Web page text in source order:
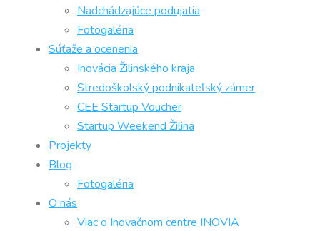
Nadchádzajúce podujatia
Fotogaléria
Súťaže a ocenenia
Inovácia Žilinského kraja
Stredoškolský podnikateľský zámer
CEE Startup Voucher
Startup Weekend Žilina
Projekty
Blog
Fotogaléria
O nás
Viac o Inovačnom centre INOVIA